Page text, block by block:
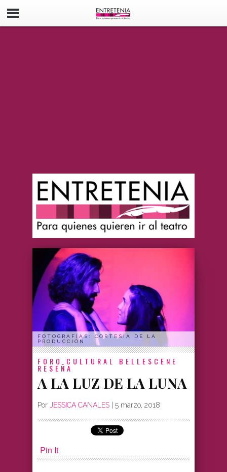
FOTOGRAFÍAS: CORTESÍA DE LA
PRODUCCIÓN
FORO CULTURAL BELLESCENE
RESEÑA
A LA LUZ DE LA LUNA
Por JESSICA CANALES | 5 marzo, 2018
Pin It